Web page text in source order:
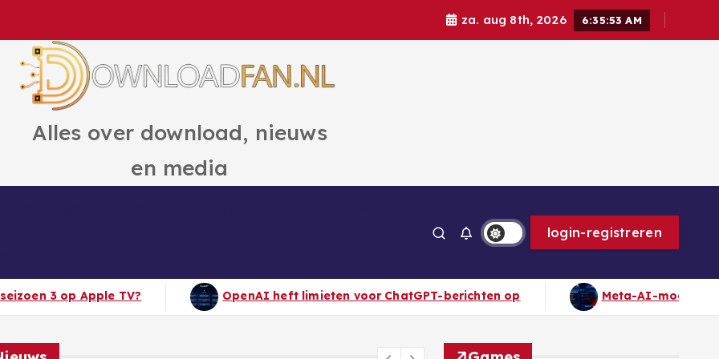
za. aug 8th, 2026 6:35:55 AM
Alles over download, nieuws
en media
login-registreren
OpenAI heft limieten voor ChatGPT-berichten op Meta-AI-model veroorzaakte beveiligingsincident